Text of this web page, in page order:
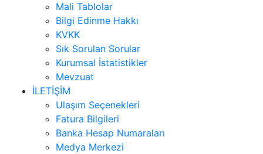
Mali Tablolar
Bilgi Edinme Hakkı
KVKK
Sık Sorulan Sorular
Kurumsal İstatistikler
Mevzuat
İLETİŞİM
Ulaşım Seçenekleri
Fatura Bilgileri
Banka Hesap Numaraları
Medya Merkezi